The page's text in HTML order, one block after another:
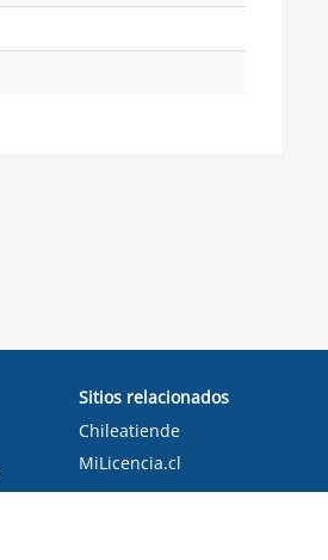
Sitios relacionados
Chileatiende
MiLicencia.cl